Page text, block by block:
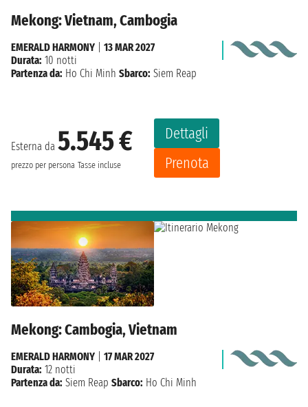
Mekong: Vietnam, Cambogia
Esterna da 5.545 €
prezzo per persona Tasse incluse
Dettagli
Prenota
EMERALD HARMONY
13 MAR 2027
Durata: 10 notti
Partenza da: Ho Chi Minh Sbarco: Siem Reap
Mekong: Cambogia, Vietnam
EMERALD HARMONY
17 MAR 2027
Durata: 12 notti
Partenza da: Siem Reap Sbarco: Ho Chi Minh